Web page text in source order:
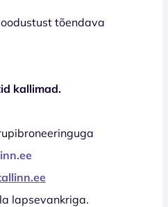
tõendava
kallimad.
lapsevankriga.